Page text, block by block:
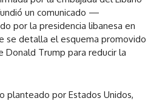
un comunicado —
por la presidencia libanesa en
se detalla el esquema promovido
Donald Trump para reducir la
planteado por Estados Unidos,